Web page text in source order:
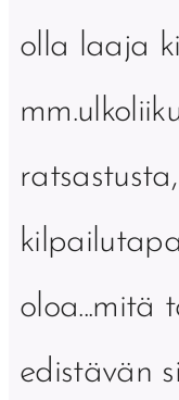
olla laaja
ratsastusta,
oloa...mitä
edistävän